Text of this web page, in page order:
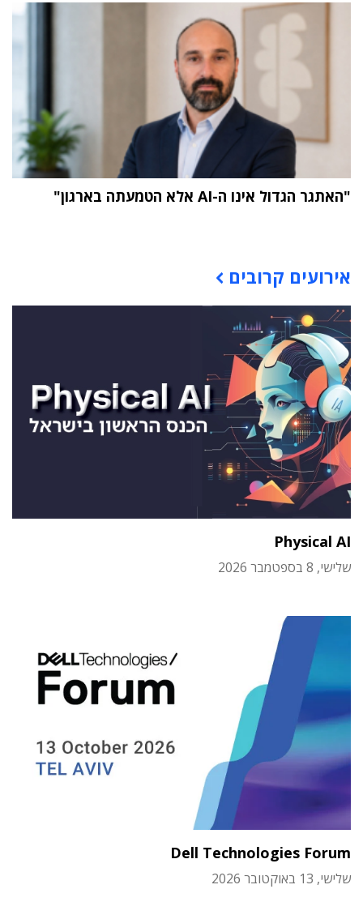
"האתגר הגדול אינו ה-AI אלא הטמעתה בארגון"
אירועים קרובים
Physical AI
שלישי, 8 בספטמבר 2026
Dell Technologies Forum
שלישי, 13 באוקטובר 2026